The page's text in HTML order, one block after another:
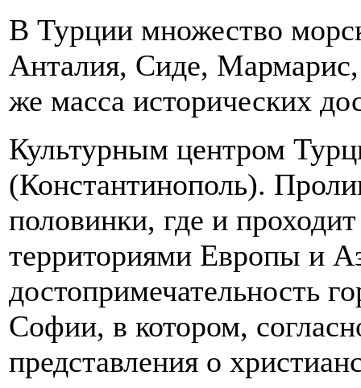
В Турции множество
Анталия, Сиде,
же масса исторических
Культурным центром
(Константинополь).
половинки, где и
территориями Европы и
достопримечательность
Софии, в котором,
представления о